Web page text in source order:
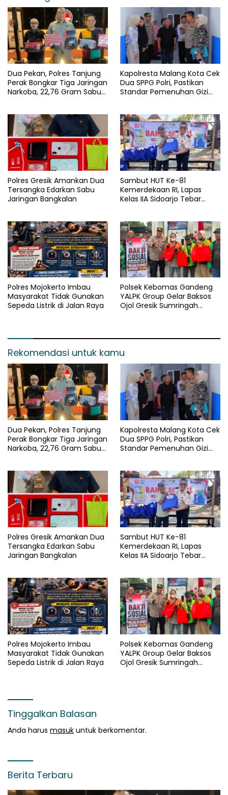
Dua Pekan, Polres Tanjung
Perak Bongkar Tiga Jaringan
Narkoba, 22,76 Gram Sabu
Kapolresta Malang Kota Cek
Dua SPPG Polri, Pastikan
Standar Pemenuhan Gizi
Polres Gresik Amankan Dua
Tersangka Edarkan Sabu
Jaringan Bangkalan
Sambut HUT Ke-81
Kemerdekaan RI, Lapas
Kelas IIA Sidoarjo Tebar
Paket Sembako
Polres Mojokerto Imbau
Masyarakat Tidak Gunakan
Sepeda Listrik di Jalan Raya
Polsek Kebomas Gandeng
YALPK Group Gelar Baksos
Ojol Gresik Sumringah
Rekomendasi untuk kamu
Dua Pekan, Polres Tanjung
Perak Bongkar Tiga Jaringan
Narkoba, 22,76 Gram Sabu
Kapolresta Malang Kota Cek
Dua SPPG Polri, Pastikan
Standar Pemenuhan Gizi
Polres Gresik Amankan Dua
Tersangka Edarkan Sabu
Jaringan Bangkalan
Sambut HUT Ke-81
Kemerdekaan RI, Lapas
Kelas IIA Sidoarjo Tebar
Paket Sembako
Polres Mojokerto Imbau
Masyarakat Tidak Gunakan
Sepeda Listrik di Jalan Raya
Polsek Kebomas Gandeng
YALPK Group Gelar Baksos
Ojol Gresik Sumringah
Tinggalkan Balasan
Anda harus masuk untuk berkomentar.
Berita Terbaru